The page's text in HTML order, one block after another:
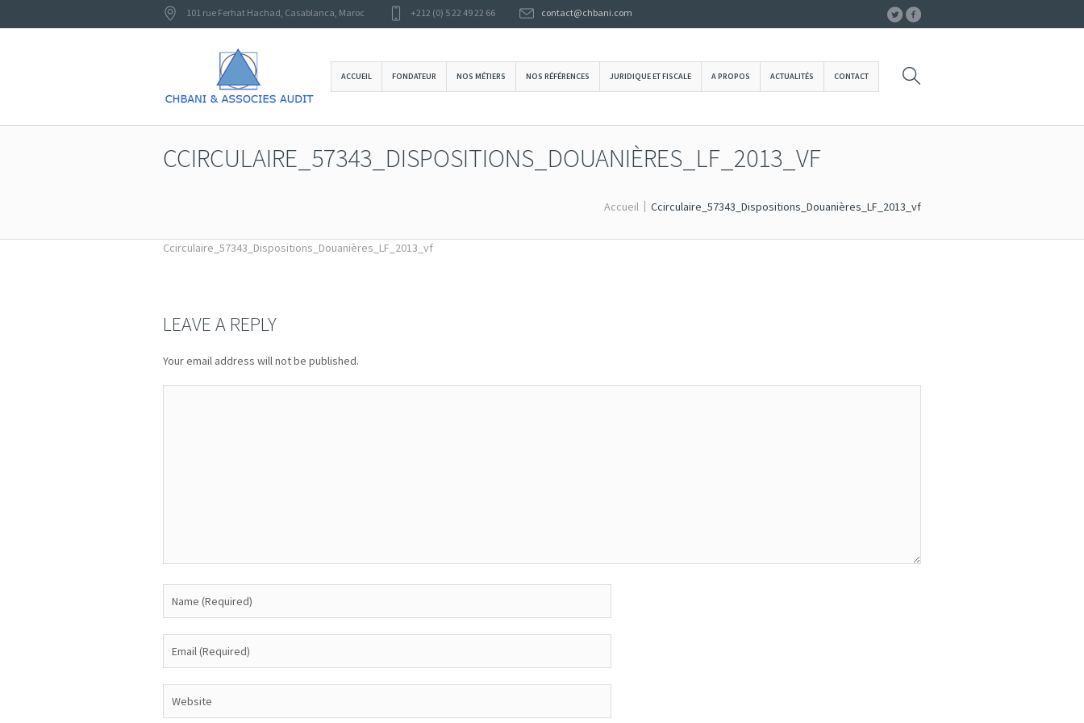
101 rue Ferhat Hachad, Casablanca, Maroc +212 (0) 5 22 49 22 66 contact@chbani.com
ACCUEIL FONDATEUR NOS MÉTIERS NOS RÉFÉRENCES JURIDIQUE ET FISCALE A PROPOS ACTUALITÉS CONTACT
CCIRCULAIRE_57343_DISPOSITIONS_DOUANIÈRES_LF_2013_VF
Accueil Ccirculaire_57343_Dispositions_Douanières_LF_2013_vf
Ccirculaire_57343_Dispositions_Douanières_LF_2013_vf
LEAVE A REPLY
Your email address will not be published.